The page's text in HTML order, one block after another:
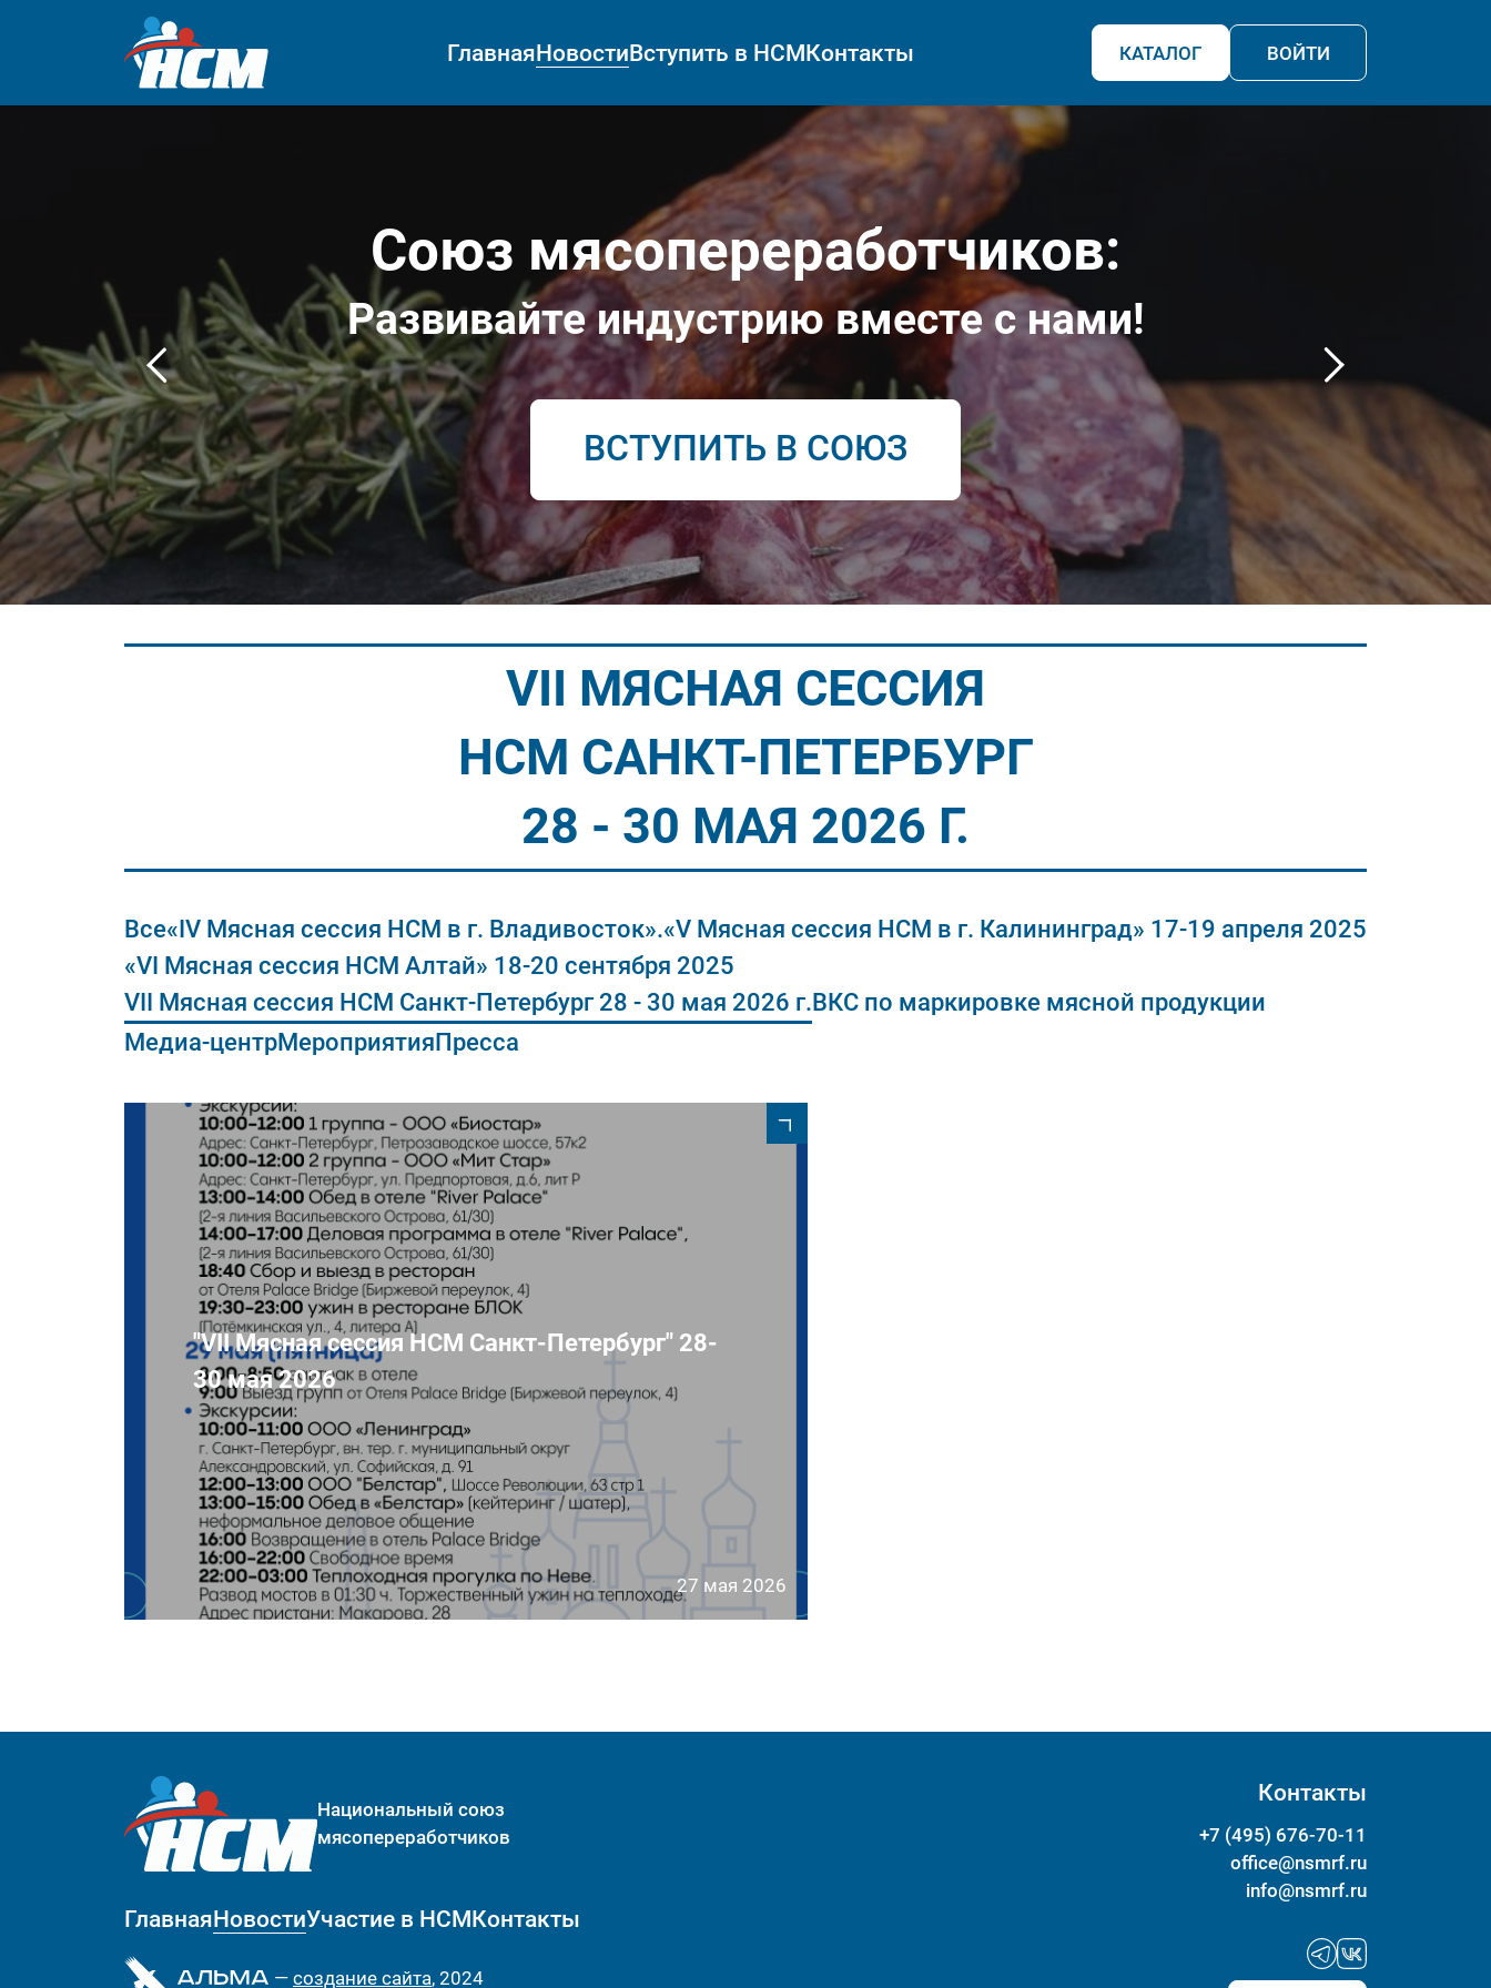
ГлавнаяНовостиВступить в НСМКонтакты КАТАЛОГ ВОЙТИ
Союз мясопереработчиков:
Развивайте индустрию вместе с нами!
ВСТУПИТЬ В СОЮЗ
VII МЯСНАЯ СЕССИЯ
НСМ САНКТ-ПЕТЕРБУРГ
28 - 30 МАЯ 2026 Г.
Все«IV Мясная сессия НСМ в г. Владивосток».«V Мясная сессия НСМ в г. Калининград» 17-19 апреля 2025
«VI Мясная сессия НСМ Алтай» 18-20 сентября 2025
VII Мясная сессия НСМ Санкт-Петербург 28 - 30 мая 2026 г.ВКС по маркировке мясной продукции
Медиа-центрМероприятияПресса
"VII Мясная сессия НСМ Санкт-Петербург" 28-
30 мая 2026
27 мая 2026
Национальный союз
мясопереработчиков
ГлавнаяНовостиУчастие в НСМКонтакты
— cоздание сайта, 2024
Контакты
+7 (495) 676-70-11
office@nsmrf.ru
info@nsmrf.ru